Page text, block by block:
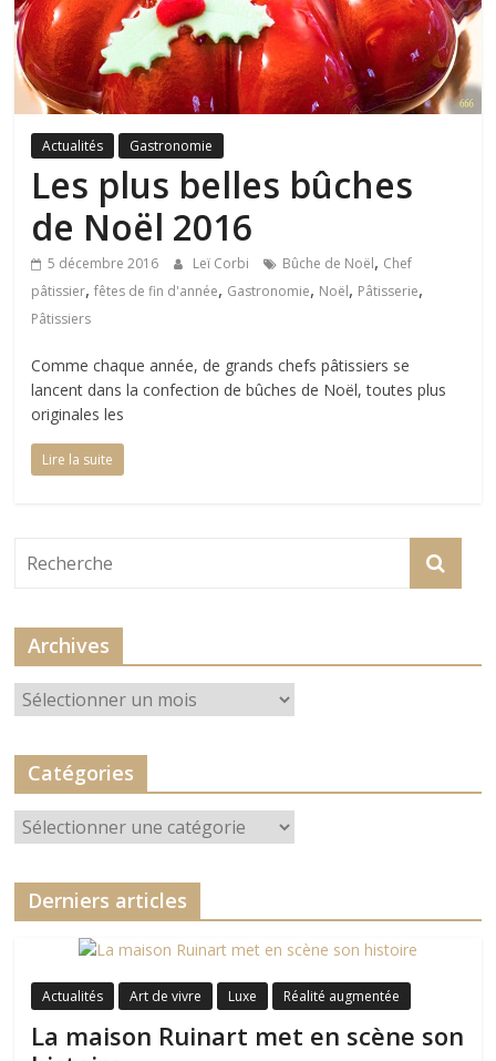
Actualités Gastronomie
Les plus belles bûches
de Noël 2016
5 décembre 2016 Leï Corbi Bûche de Noël, Chef
pâtissier,fêtes de fin d'année, Gastronomie, Noël, Pâtisserie,
Pâtissiers
Comme chaque année, de grands chefs pâtissiers se
lancent dans la confection de bûches de Noël, toutes plus
originales les
Lire la suite
Archives
Archives
Catégories
Catégories
Derniers articles
Actualités Art de vivre Luxe Réalité augmentée
La maison Ruinart met en scène son